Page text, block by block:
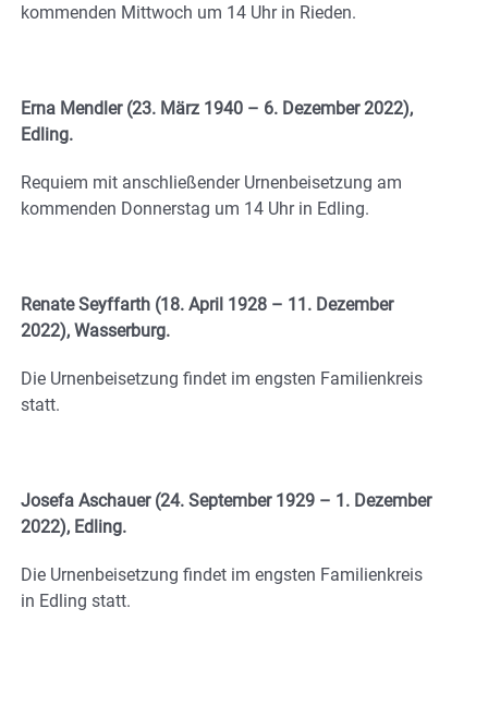
kommenden Mittwoch um 14 Uhr in Rieden.
Erna Mendler (23. März 1940 – 6. Dezember 2022),
Edling.
Requiem mit anschließender Urnenbeisetzung am
kommenden Donnerstag um 14 Uhr in Edling.
Renate Seyffarth (18. April 1928 – 11. Dezember
2022), Wasserburg.
Die Urnenbeisetzung findet im engsten Familienkreis
statt.
Josefa Aschauer (24. September 1929 – 1. Dezember
2022), Edling.
Die Urnenbeisetzung findet im engsten Familienkreis
in Edling statt.